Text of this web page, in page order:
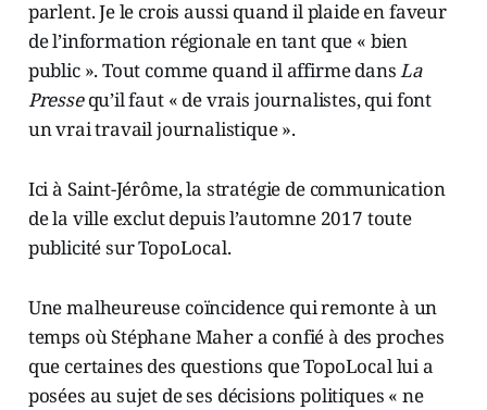
parlent. Je le crois aussi quand il plaide en faveur
de l’information régionale en tant que « bien
public ». Tout comme quand il affirme dansLa
Pressequ’il faut « de vrais journalistes, qui font
un vrai travail journalistique ».
Ici à Saint-Jérôme, la stratégie de communication
de la ville exclut depuis l’automne 2017 toute
publicité sur TopoLocal.
Une malheureuse coïncidence qui remonte à un
temps où Stéphane Maher a confié à des proches
que certaines des questions que TopoLocal lui a
posées au sujet de ses décisions politiques « ne